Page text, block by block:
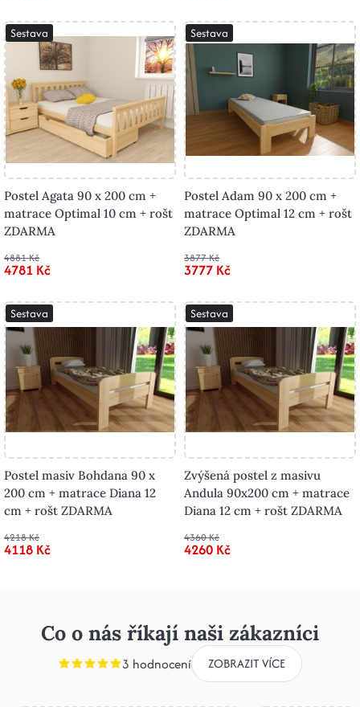
Sestava
Postel Agata 90 x 200 cm +
matrace Optimal 10 cm + rošt
ZDARMA
4881 Kč
4781 Kč
Sestava
Postel Adam 90 x 200 cm +
matrace Optimal 12 cm + rošt
ZDARMA
3877 Kč
3777 Kč
Sestava
Postel masiv Bohdana 90 x
200 cm + matrace Diana 12
cm + rošt ZDARMA
4218 Kč
4118 Kč
Sestava
Zvýšená postel z masivu
Andula 90x200 cm + matrace
Diana 12 cm + rošt ZDARMA
4360 Kč
4260 Kč
Co o nás říkají naši zákazníci
3 hodnocení ZOBRAZIT VÍCE